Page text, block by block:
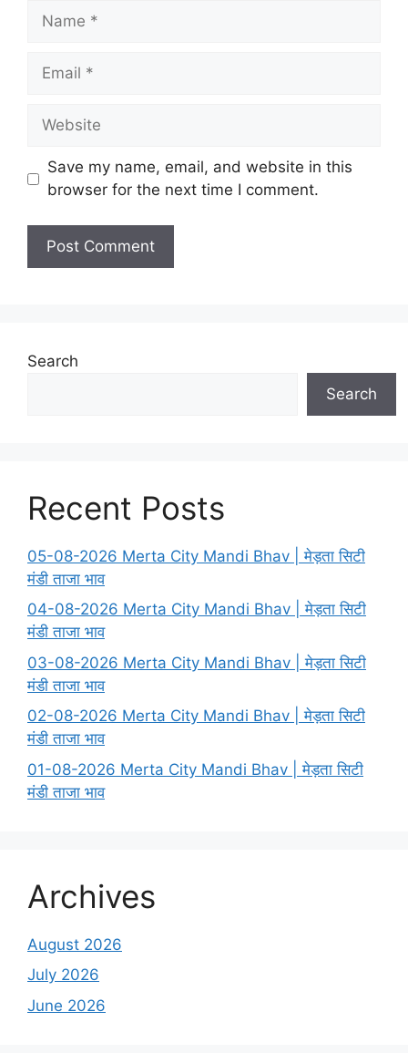
Name
Email
Website
Save my name, email, and website in this
browser for the next time I comment.
Search
Search
Recent Posts
05-08-2026 Merta City Mandi Bhav | मेड़ता सिटी
मंडी ताजा भाव
04-08-2026 Merta City Mandi Bhav | मेड़ता सिटी
मंडी ताजा भाव
03-08-2026 Merta City Mandi Bhav | मेड़ता सिटी
मंडी ताजा भाव
02-08-2026 Merta City Mandi Bhav | मेड़ता सिटी
मंडी ताजा भाव
01-08-2026 Merta City Mandi Bhav | मेड़ता सिटी
मंडी ताजा भाव
Archives
August 2026
July 2026
June 2026